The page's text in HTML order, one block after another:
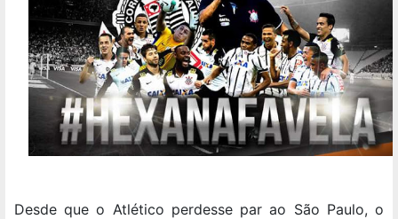
Desde que o Atlético perdesse par ao São Paulo, o